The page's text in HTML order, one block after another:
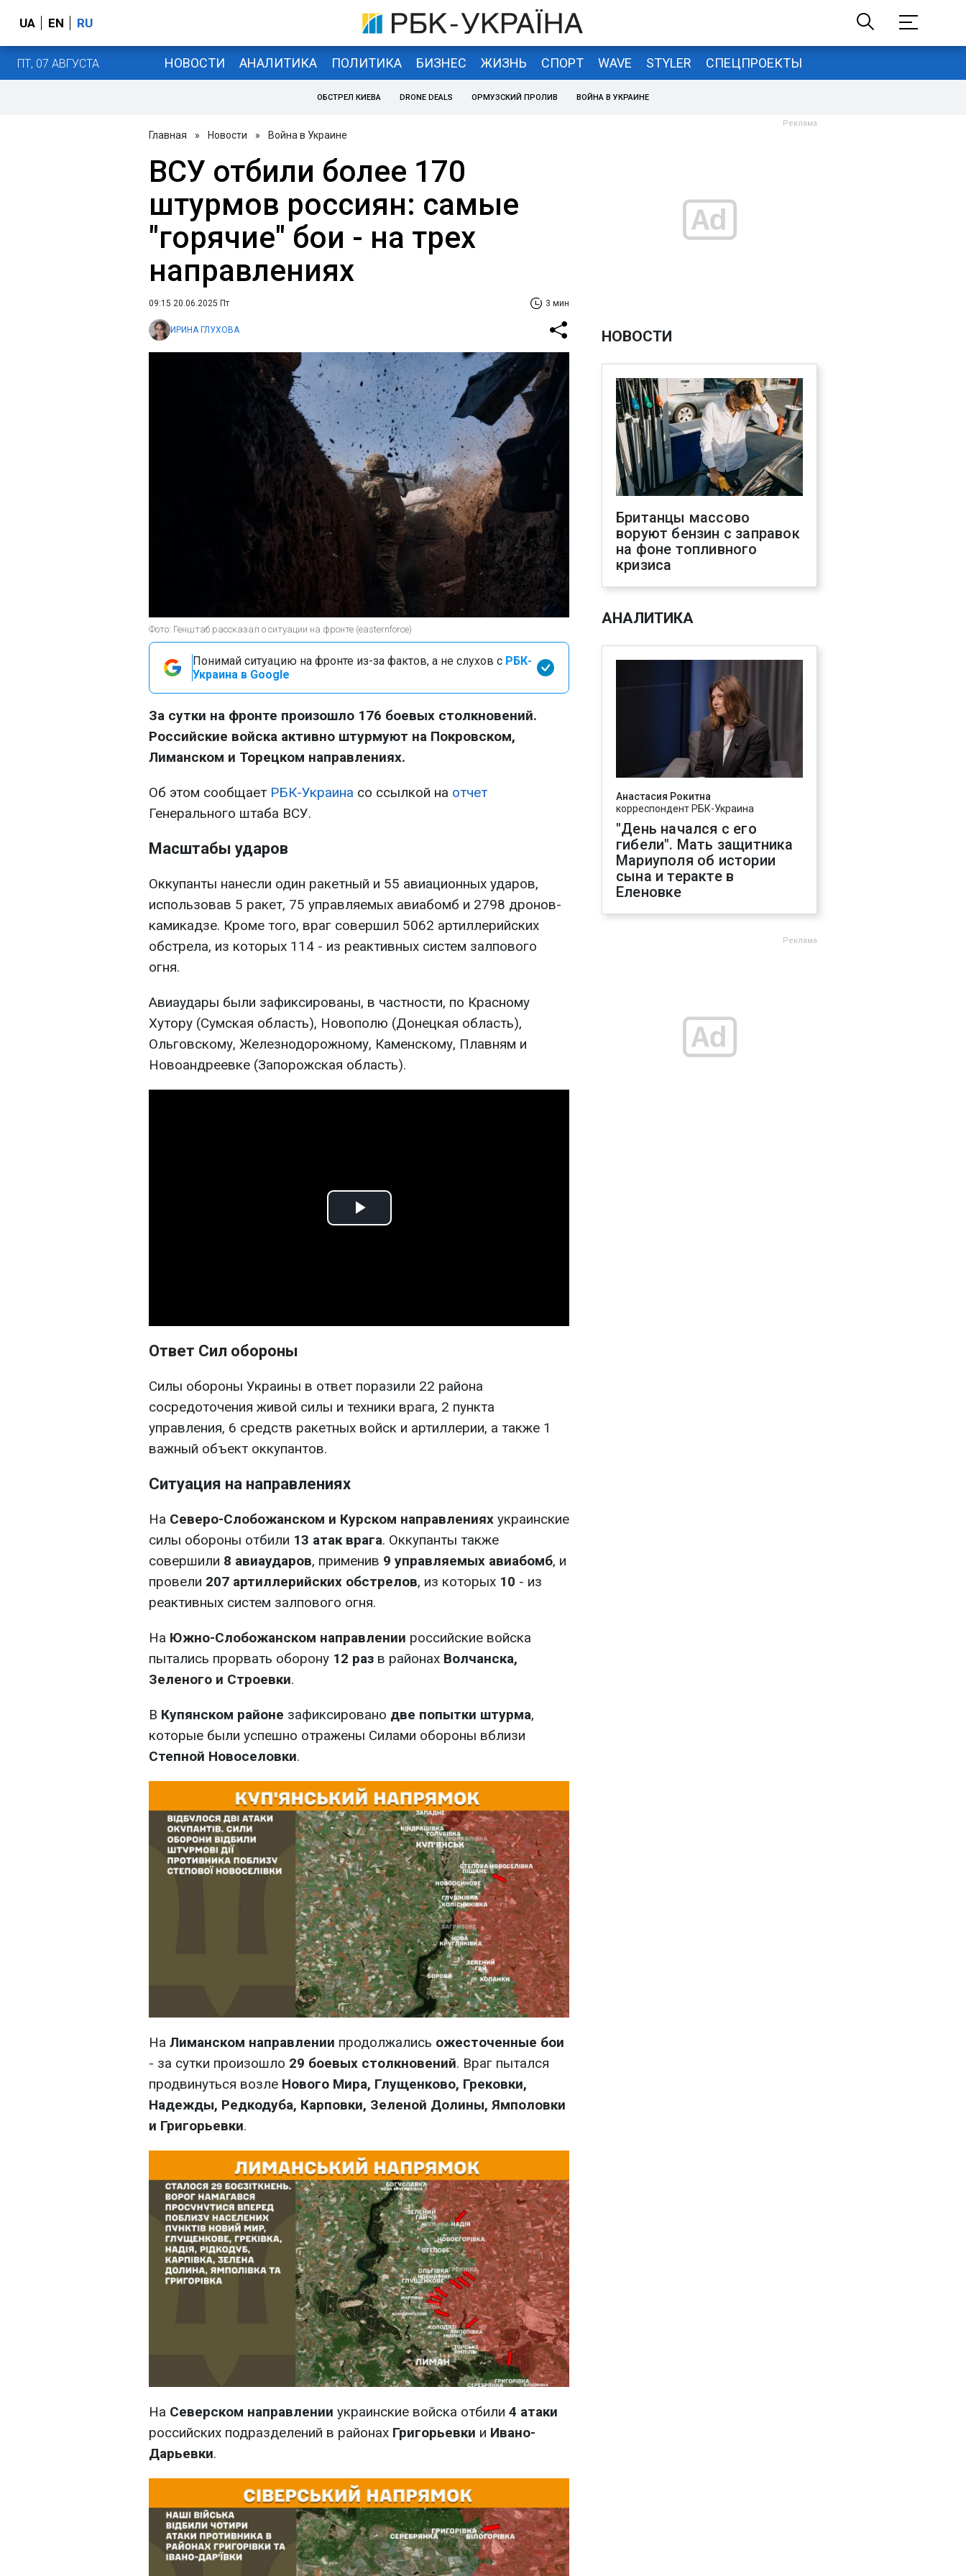
UA EN RU
ПТ, 07 АВГУСТА НОВОСТИ АНАЛИТИКА ПОЛИТИКА БИЗНЕС ЖИЗНЬ СПОРТ WAVE STYLER СПЕЦПРОЕКТЫ
ОБСТРЕЛ КИЕВА DRONE DEALS ОРМУЗСКИЙ ПРОЛИВ ВОЙНА В УКРАИНЕ
Главная » Новости » Война в Украине
ВСУ отбили более 170
штурмов россиян: самые
"горячие" бои - на трех
направлениях
09:15 20.06.2025 Пт 3 мин
ИРИНА ГЛУХОВА
Фото: Генштаб рассказал о ситуации на фронте (easternforce)
Понимай ситуацию на фронте из-за фактов, а не слухов с РБК-
Украина в Google
За сутки на фронте произошло 176 боевых столкновений.
Российские войска активно штурмуют на Покровском,
Лиманском и Торецком направлениях.
Об этом сообщает РБК-Украина со ссылкой на отчет
Генерального штаба ВСУ.
Масштабы ударов
Оккупанты нанесли один ракетный и 55 авиационных ударов,
использовав 5 ракет, 75 управляемых авиабомб и 2798 дронов-
камикадзе. Кроме того, враг совершил 5062 артиллерийских
обстрела, из которых 114 - из реактивных систем залпового
огня.
Авиаудары были зафиксированы, в частности, по Красному
Хутору (Сумская область), Новополю (Донецкая область),
Ольговскому, Железнодорожному, Каменскому, Плавням и
Новоандреевке (Запорожская область).
Play
Ответ Сил обороны
Силы обороны Украины в ответ поразили 22 района
сосредоточения живой силы и техники врага, 2 пункта
управления, 6 средств ракетных войск и артиллерии, а также 1
важный объект оккупантов.
Ситуация на направлениях
На Северо-Слобожанском и Курском направлениях украинские
силы обороны отбили 13 атак врага. Оккупанты также
совершили 8 авиаударов, применив 9 управляемых авиабомб, и
провели 207 артиллерийских обстрелов, из которых 10 - из
реактивных систем залпового огня.
На Южно-Слобожанском направлении российские войска
пытались прорвать оборону 12 раз в районах Волчанска,
Зеленого и Строевки.
В Купянском районе зафиксировано две попытки штурма,
которые были успешно отражены Силами обороны вблизи
Степной Новоселовки.
На Лиманском направлении продолжались ожесточенные бои
- за сутки произошло 29 боевых столкновений. Враг пытался
продвинуться возле Нового Мира, Глущенково, Грековки,
Надежды, Редкодуба, Карповки, Зеленой Долины, Ямполовки
и Григорьевки.
На Северском направлении украинские войска отбили 4 атаки
российских подразделений в районах Григорьевки и Ивано-
Дарьевки.
НОВОСТИ
Британцы массово
воруют бензин с заправок
на фоне топливного
кризиса
АНАЛИТИКА
Анастасия Рокитна
корреспондент РБК-Украина
"День начался с его
гибели". Мать защитника
Мариуполя об истории
сына и теракте в
Еленовке